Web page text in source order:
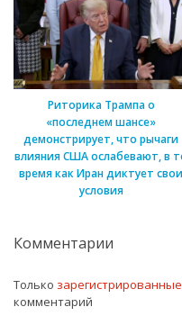
Риторика Трампа о
«последнем шансе»
демонстрирует, что рычаги
влияния США ослабевают, в
время как Иран диктует свои
условия
Комментарии
Только зарегистрированные
комментарий